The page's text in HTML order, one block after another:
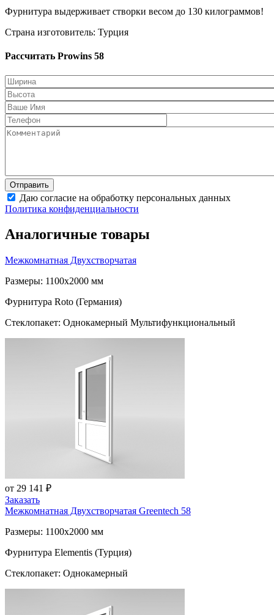
Фурнитура выдерживает створки весом до 130 килограммов!
Страна изготовитель: Турция
Рассчитать Prowins 58
Даю согласие на обработку персональных данных
Политика конфиденциальности
Аналогичные товары
Межкомнатная Двухстворчатая
Размеры: 1100x2000 мм
Фурнитура Roto (Германия)
Стеклопакет: Однокамерный Мультифункциональный
от 29 141 ₽
Заказать
Межкомнатная Двухстворчатая Greentech 58
Размеры: 1100x2000 мм
Фурнитура Elementis (Турция)
Стеклопакет: Однокамерный